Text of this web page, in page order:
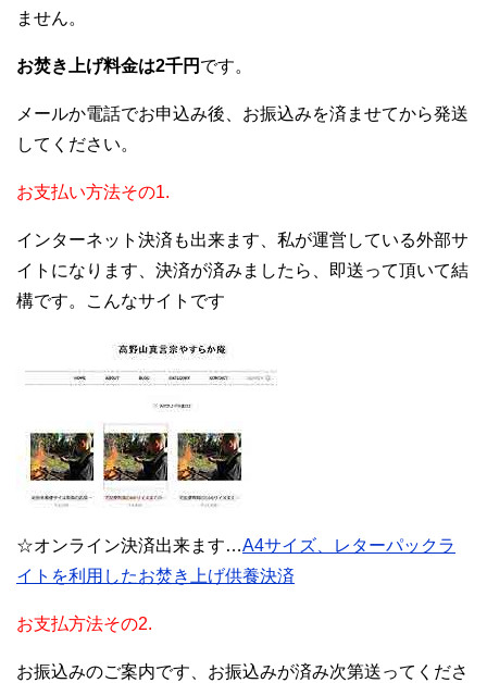
ません。
お焚き上げ料金は2千円 です。
メールか電話でお申込み後、お振込みを済ませてから発送
してください。
お支払い方法その1.
インターネット決済も出来ます、私が運営している外部サ
イトになります、決済が済みましたら、即送って頂いて結
構です。こんなサイトです
☆オンライン決済出来ます…A4サイズ、レターパックラ
イトを利用したお焚き上げ供養決済
お支払方法その2.
お振込みのご案内です、お振込みが済み次第送ってくださ